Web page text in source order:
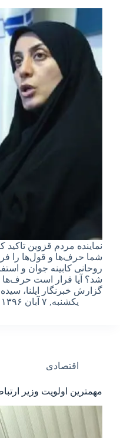
نماینده مردم قزوین
شما حرف‌ها و قول‌ها را
روحانی کابینه جوان و
شد؟ آیا قرار است حرف‌ها
گزارش خبرنگار ایلنا،
یکشنبه, ۷ آبان ۱۳۹۶ – ۱۰:۱۳
اقتصادی
مهمترین اولویت وزیر